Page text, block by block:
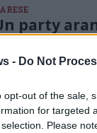
- Do Not
opt-out of the sale,
for targeted
Please
party
sono presentati in
una cravatta, chi